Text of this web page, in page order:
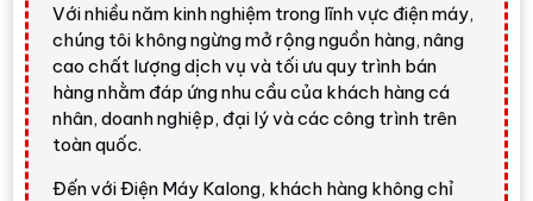
Quantum Processor Lite 4K, 4K Upscaling,
Quantum HDR, HDR10+ Adaptive, Dual LED,
Motion Xcelerator, âm thanh 20W, OTS Lite, Q-
Symphony, Tizen™ Smart TV, 3 HDMI, 2 USB-A,
Wi-Fi 5 và Bluetooth 5.2.
Điểm cần cân nhắc:tần số quét50Hzphù hợp
Với nhiều năm kinh nghiệm trong lĩnh vực điện máy,
chúng tôi không ngừng mở rộng nguồn hàng, nâng
cao chất lượng dịch vụ và tối ưu quy trình bán
hàng nhằm đáp ứng nhu cầu của khách hàng cá
nhân, doanh nghiệp, đại lý và các công trình trên
toàn quốc.
Đến với Điện Máy Kalong, khách hàng không chỉ